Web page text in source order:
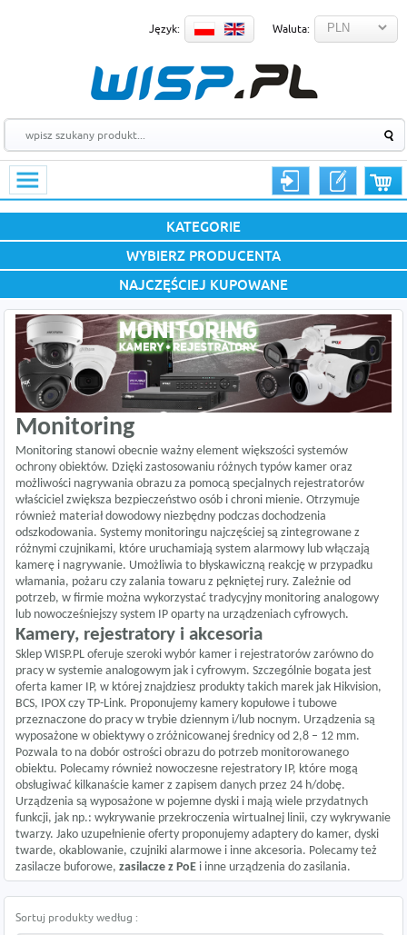
Język: Waluta:
KATEGORIE
WYBIERZ PRODUCENTA
NAJCZĘŚCIEJ KUPOWANE
Monitoring
Monitoring stanowi obecnie ważny element większości systemów
ochrony obiektów. Dzięki zastosowaniu różnych typów kamer oraz
możliwości nagrywania obrazu za pomocą specjalnych rejestratorów
właściciel zwiększa bezpieczeństwo osób i chroni mienie. Otrzymuje
również materiał dowodowy niezbędny podczas dochodzenia
odszkodowania. Systemy monitoringu najczęściej są zintegrowane z
różnymi czujnikami, które uruchamiają system alarmowy lub włączają
kamerę i nagrywanie. Umożliwia to błyskawiczną reakcję w przypadku
włamania, pożaru czy zalania towaru z pękniętej rury. Zależnie od
potrzeb, w firmie można wykorzystać tradycyjny monitoring analogowy
lub nowocześniejszy system IP oparty na urządzeniach cyfrowych.
Kamery, rejestratory i akcesoria
Sklep WISP.PL oferuje szeroki wybór kamer i rejestratorów zarówno do
pracy w systemie analogowym jak i cyfrowym. Szczególnie bogata jest
oferta kamer IP, w której znajdziesz produkty takich marek jak Hikvision,
BCS, IPOX czy TP-Link. Proponujemy kamery kopułowe i tubowe
przeznaczone do pracy w trybie dziennym i/lub nocnym. Urządzenia są
wyposażone w obiektywy o zróżnicowanej średnicy od 2,8 – 12 mm.
Pozwala to na dobór ostrości obrazu do potrzeb monitorowanego
obiektu. Polecamy również nowoczesne rejestratory IP, które mogą
obsługiwać kilkanaście kamer z zapisem danych przez 24 h/dobę.
Urządzenia są wyposażone w pojemne dyski i mają wiele przydatnych
funkcji, jak np.: wykrywanie przekroczenia wirtualnej linii, czy wykrywanie
twarzy. Jako uzupełnienie oferty proponujemy adaptery do kamer, dyski
twarde, okablowanie, czujniki alarmowe i inne akcesoria. Polecamy też
zasilacze buforowe,zasilacze z PoE i inne urządzenia do zasilania.
Sortuj produkty według :